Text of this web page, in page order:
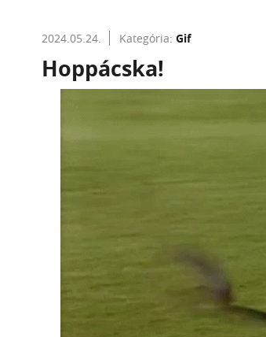
2024.05.24. Kategória: Gif
Hoppácska!